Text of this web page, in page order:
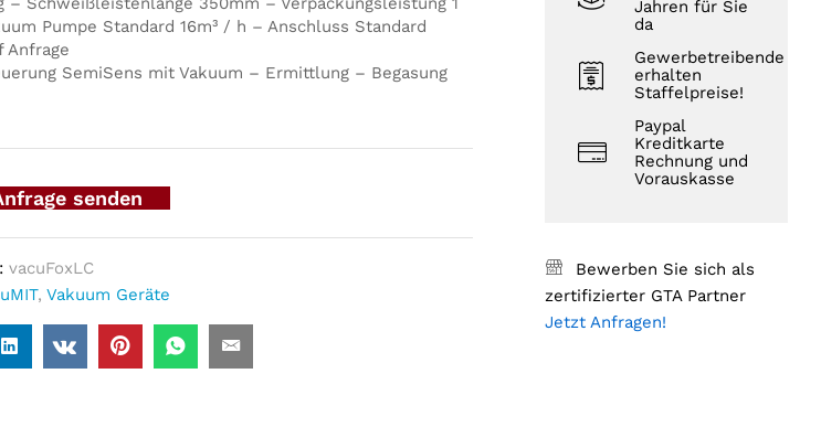
Pumpe Standard 16m³ / h – Anschluss Standard
Anfrage
SemiSens mit Vakuum – Ermittlung – Begasung
senden
vacuFoxLC
, Vakuum Geräte
Jahren für Sie
da
Gewerbetreibende
erhalten
Staffelpreise!
Paypal
Kreditkarte
Rechnung und
Vorauskasse
Bewerben Sie sich als
zertifizierter GTA Partner
Jetzt Anfragen!